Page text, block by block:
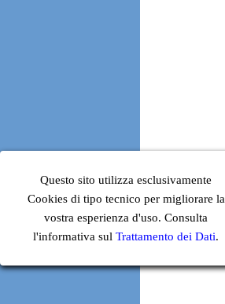
Questo sito utilizza esclusivamente
Cookies di tipo tecnico per migliorare la
vostra esperienza d'uso. Consulta
l'informativa sul Trattamento dei Dati.